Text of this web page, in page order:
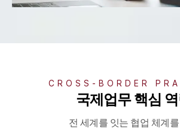
CROSS-BORDER
국제업무 핵심
전 세계를 잇는 협업 체계